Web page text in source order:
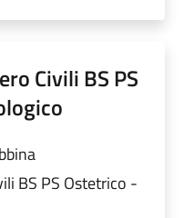
Civili BS PS
BS PS Ostetrico -